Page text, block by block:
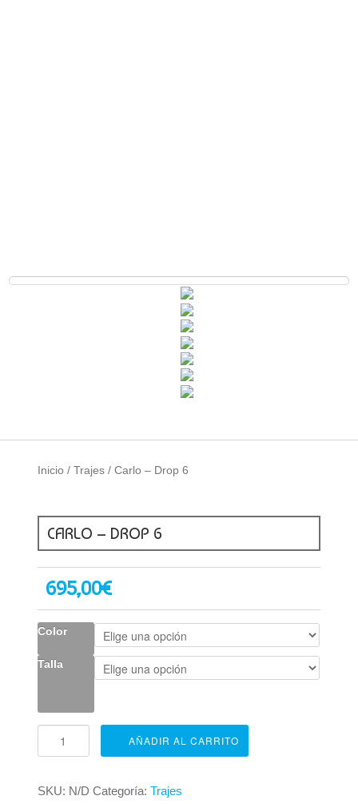
Inicio / Trajes/ Carlo – Drop 6
CARLO – DROP 6
695,00€
Color
Talla
cantidad
AÑADIR AL CARRITO
SKU: N/D Categoría: Trajes